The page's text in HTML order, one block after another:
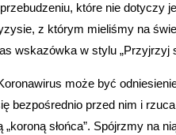
które nie dotyczy
z którym mieliśmy na
wskazówka w stylu „Przyjrzyj
może być
bezpośrednio przed nim i
„koroną słońca”. Spójrzmy na